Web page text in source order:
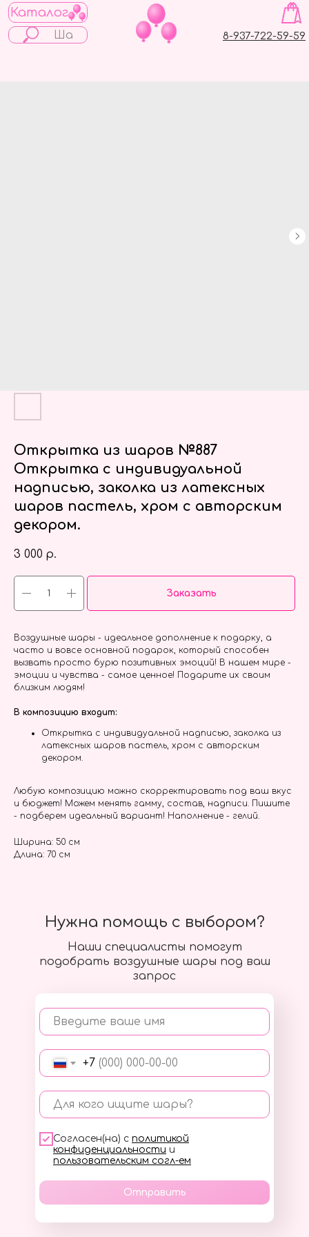
Каталог
8-937-722-59-59
Открытка из шаров №887
Открытка с индивидуальной
надписью, заколка из латексных
шаров пастель, хром с авторским
декором.
3 000 р.
Заказать
Воздушные шары - идеальное дополнение к подарку, а
часто и вовсе основной подарок, который способен
вызвать просто бурю позитивных эмоций! В нашем мире -
эмоции и чувства - самое ценное! Подарите их своим
близким людям!
В композицию входит:
Открытка с индивидуальной надписью, заколка из
латексных шаров пастель, хром с авторским
декором.
Любую композицию можно скорректировать под ваш вкус
и бюджет! Можем менять гамму, состав, надписи. Пишите
- подберем идеальный вариант! Наполнение - гелий.
Ширина: 50 см
Длина: 70 см
Наши специалисты помогут
подобрать воздушные шары под ваш
запрос
Введите ваше имя
+7
Для кого ищите шары?
Согласен(на) с политикой
конфиденциальности и
пользовательским согл-ем
Отправить
Нужна помощь с выбором?